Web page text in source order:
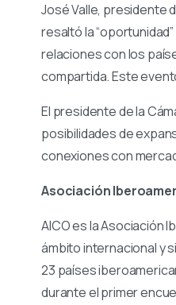
José Valle, presidente
resaltó la
relaciones con los
compartida. Este
El presidente de la
posibilidades de
conexiones con
Asociación
AICO es la Asociación
ámbito internacional y
23 países
durante el primer